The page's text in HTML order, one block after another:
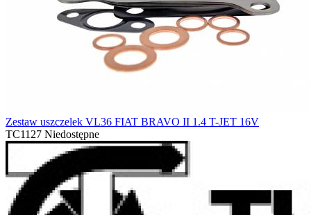
Zestaw uszczelek VL36 FIAT BRAVO II 1.4 T-JET 16V
TC1127 Niedostępne